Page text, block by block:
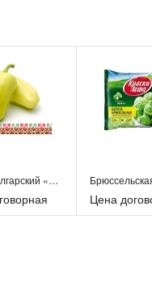
вопросы, звоните
Перец Болгарский «Подарок Молдовы»
Цена